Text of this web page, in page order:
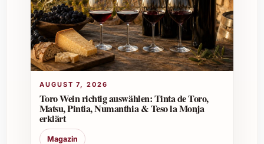
AUGUST 7, 2026
Toro Wein richtig auswählen: Tinta de Toro,
Matsu, Pintia, Numanthia & Teso la Monja
erklärt
Magazin